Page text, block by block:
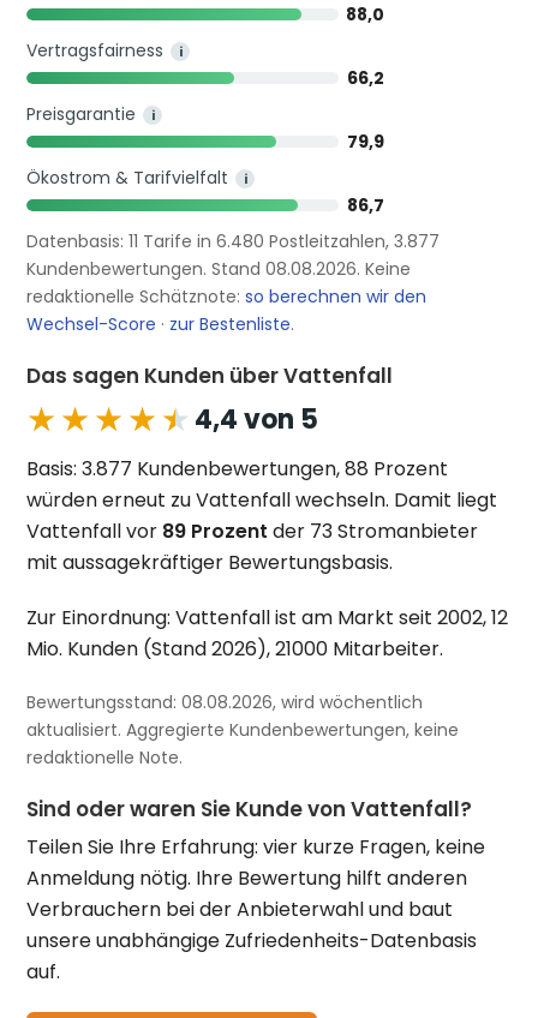
88,0
Vertragsfairness
i
66,2
Preisgarantie
i
79,9
Ökostrom & Tarifvielfalt
i
86,7
Datenbasis: 11 Tarife in 6.480 Postleitzahlen, 3.877
Kundenbewertungen. Stand 08.08.2026. Keine
redaktionelle Schätznote:so berechnen wir den
Wechsel-Score · zur Bestenliste.
Das sagen Kunden über Vattenfall
★★★★★
★★★★★ 4,4 von 5
Basis: 3.877 Kundenbewertungen, 88 Prozent
würden erneut zu Vattenfall wechseln. Damit liegt
Vattenfall vor 89 Prozent der 73 Stromanbieter
mit aussagekräftiger Bewertungsbasis.
Zur Einordnung: Vattenfall ist am Markt seit 2002, 12
Mio. Kunden (Stand 2026), 21000 Mitarbeiter.
Bewertungsstand: 08.08.2026, wird wöchentlich
aktualisiert. Aggregierte Kundenbewertungen, keine
redaktionelle Note.
Sind oder waren Sie Kunde von Vattenfall?
Teilen Sie Ihre Erfahrung: vier kurze Fragen, keine
Anmeldung nötig. Ihre Bewertung hilft anderen
Verbrauchern bei der Anbieterwahl und baut
unsere unabhängige Zufriedenheits-Datenbasis
auf.